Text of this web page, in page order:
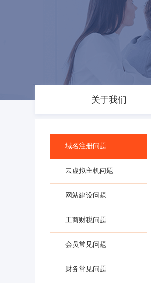
关于我们
域名注册问题
云虚拟主机问题
网站建设问题
工商财税问题
会员常见问题
财务常见问题